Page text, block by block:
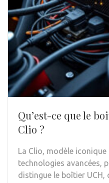
Qu’est-ce que le
Clio ?
La Clio, modèle
technologies avancées,
distingue le boîtier